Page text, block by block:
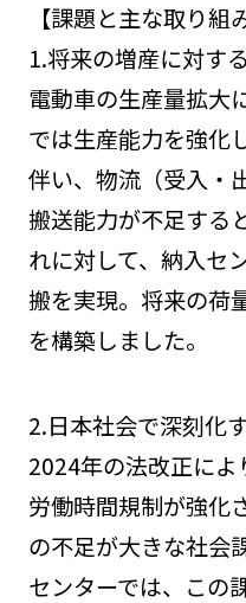
【課題と主な取り組
1.将来の増産に対す
電動車の生産量拡大
では生産能力を強化
伴い、物流（受入・
搬送能力が不足する
れに対して、納入セ
搬を実現。将来の荷
を構築しました。
2.日本社会で深刻化
2024年の法改正に
労働時間規制が強化
の不足が大きな社会
センターでは、この